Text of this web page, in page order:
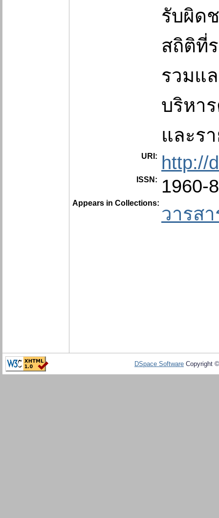
รับผิด
สถิติที่
รวมแ
บริหา
และร
URI: http://
ISSN: 1960-
Appears in Collections:
วารสา
DSpace Software Copyright